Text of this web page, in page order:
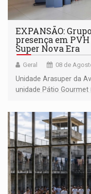
EXPANSÃO:
presença em
Super Nova Era
Geral 08 de
Unidade Arasuper da
unidade Pátio Gourmet